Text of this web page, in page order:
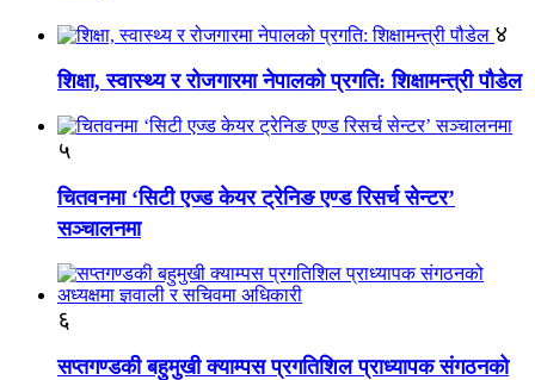
४
शिक्षा, स्वास्थ्य र रोजगारमा नेपालको प्रगति: शिक्षामन्त्री पौडेल
५
चितवनमा ‘सिटी एज्ड केयर ट्रेनिङ एण्ड रिसर्च सेन्टर’
सञ्चालनमा
६
सप्तगण्डकी बहुमुखी क्याम्पस प्रगतिशिल प्राध्यापक संगठनको